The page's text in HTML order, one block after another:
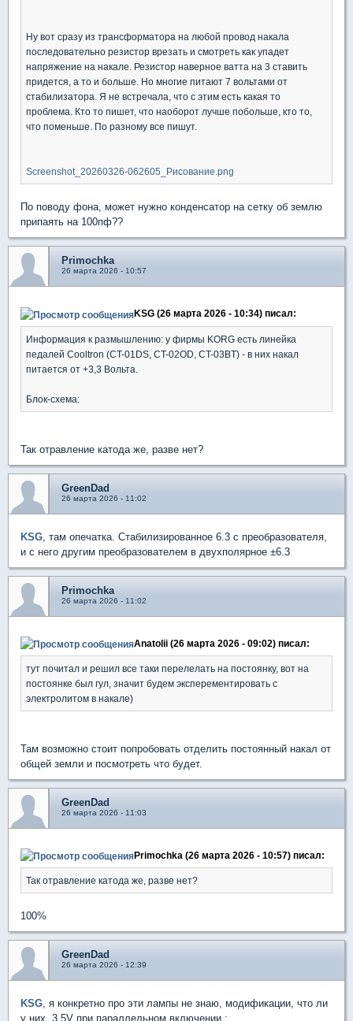
Ну вот сразу из трансформатора на любой провод накала
последовательно резистор врезать и смотреть как упадет
напряжение на накале. Резистор наверное ватта на 3 ставить
придется, а то и больше. Но многие питают 7 вольтами от
стабилизатора. Я не встречала, что с этим есть какая то
проблема. Кто то пишет, что наоборот лучше побольше, кто то,
что поменьше. По разному все пишут.
Screenshot_20260326-062605_Рисование.png
По поводу фона, может нужно конденсатор на сетку об землю
припаять на 100пф??
Primochka
26 марта 2026 - 10:57
KSG (26 марта 2026 - 10:34) писал:
Информация к размышлению: у фирмы KORG есть линейка
педалей Cooltron (CT-01DS, CT-02OD, CT-03BT) - в них накал
питается от +3,3 Вольта.
Блок-схема:
Так отравление катода же, разве нет?
GreenDad
26 марта 2026 - 11:02
KSG , там опечатка. Стабилизированное 6.3 с преобразователя,
и с него другим преобразователем в двухполярное ±6.3
Primochka
26 марта 2026 - 11:02
Anatolii (26 марта 2026 - 09:02) писал:
тут почитал и решил все таки перелелать на постоянку, вот на
постоянке был гул, значит будем эксперементировать с
электролитом в накале)
Там возможно стоит попробовать отделить постоянный накал от
общей земли и посмотреть что будет.
GreenDad
26 марта 2026 - 11:03
Primochka (26 марта 2026 - 10:57) писал:
Так отравление катода же, разве нет?
100%
GreenDad
26 марта 2026 - 12:39
KSG, я конкретно про эти лампы не знаю, модификации, что ли
у них, 3.5V при параллельном включении :